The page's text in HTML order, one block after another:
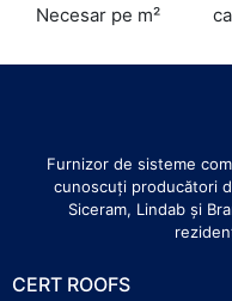
Necesar pe m²
Furnizor de sisteme
cunoscuți producători
Siceram, Lindab și
CERT ROOFS